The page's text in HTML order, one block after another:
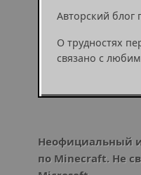
Авторский блог
О трудностях
связано с
Неофициальный
по Minecraft. Не